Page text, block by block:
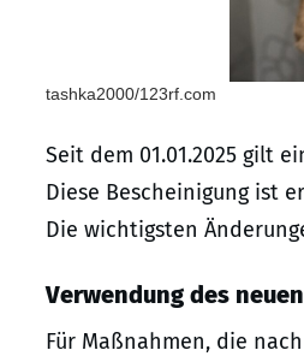
tashka2000/123rf.com
Seit dem 01.01.2025 gilt
Diese Bescheinigung ist
Die wichtigsten
Verwendung des
Für Maßnahmen, die